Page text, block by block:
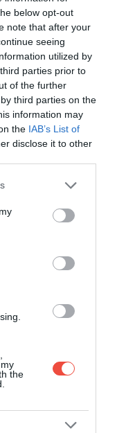
below opt-out
note that after your
seeing
utilized by
parties prior to
of the further
third parties on the
information may
the IAB’s List of
disclose it to other
or more Google
You may click to
party tags to
in below Google
the
üdülőpart 5.